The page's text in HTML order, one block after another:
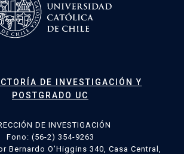
DE INVESTIGACIÓN Y
POSTGRADO UC
DE INVESTIGACIÓN
Fono: (56-2) 354-9263
Bernardo O’Higgins 340, Casa Central,